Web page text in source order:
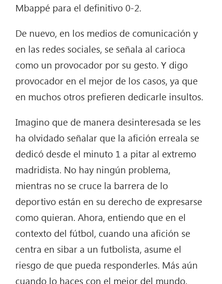
Mbappé para el definitivo 0-2.
De nuevo, en los medios de comunicación y
en las redes sociales, se señala al carioca
como un provocador por su gesto. Y digo
provocador en el mejor de los casos, ya que
en muchos otros prefieren dedicarle insultos.
Imagino que de manera desinteresada se les
ha olvidado señalar que la afición erreala se
dedicó desde el minuto 1 a pitar al extremo
madridista. No hay ningún problema,
mientras no se cruce la barrera de lo
deportivo están en su derecho de expresarse
como quieran. Ahora, entiendo que en el
contexto del fútbol, cuando una afición se
centra en sibar a un futbolista, asume el
riesgo de que pueda responderles. Más aún
cuando lo haces con el mejor del mundo.